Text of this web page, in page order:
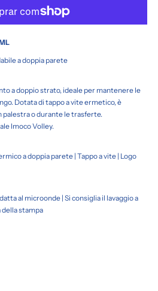
TERMICA
a doppia parete
a doppio strato, ideale per mantenere le
Dotata di tappo a vite ermetico, è
palestra o durante le trasferte.
Imoco Volley.
a doppia parete | Tappo a vite | Logo
al microonde | Si consiglia il lavaggio a
della stampa